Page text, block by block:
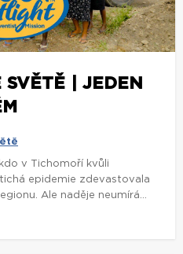
| JEDEN
v Tichomoří kvůli
epidemie zdevastovala
Ale naděje neumírá...